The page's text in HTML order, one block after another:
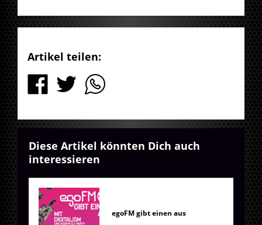
Artikel teilen:
Diese Artikel könnten Dich auch
interessieren
egoFM gibt einen aus